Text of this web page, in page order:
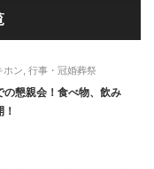
ホン 行事・冠婚葬祭
懇親会！食べ物、飲み